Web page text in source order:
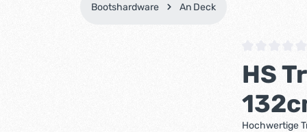
Bootshardware An Deck
HS
Hochwertige